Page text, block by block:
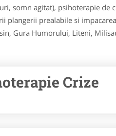
somn agitat), psihoterapie de
plangerii prealabile si
Gura Humorului, Liteni,
Crize